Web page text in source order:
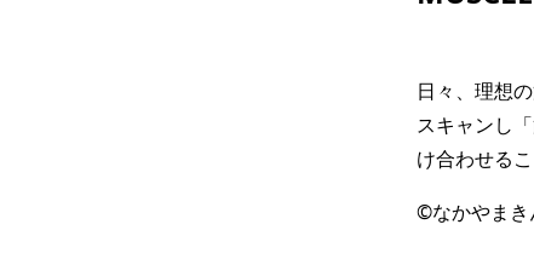
日々、理想
スキャンし
け合わせる
©なかやま